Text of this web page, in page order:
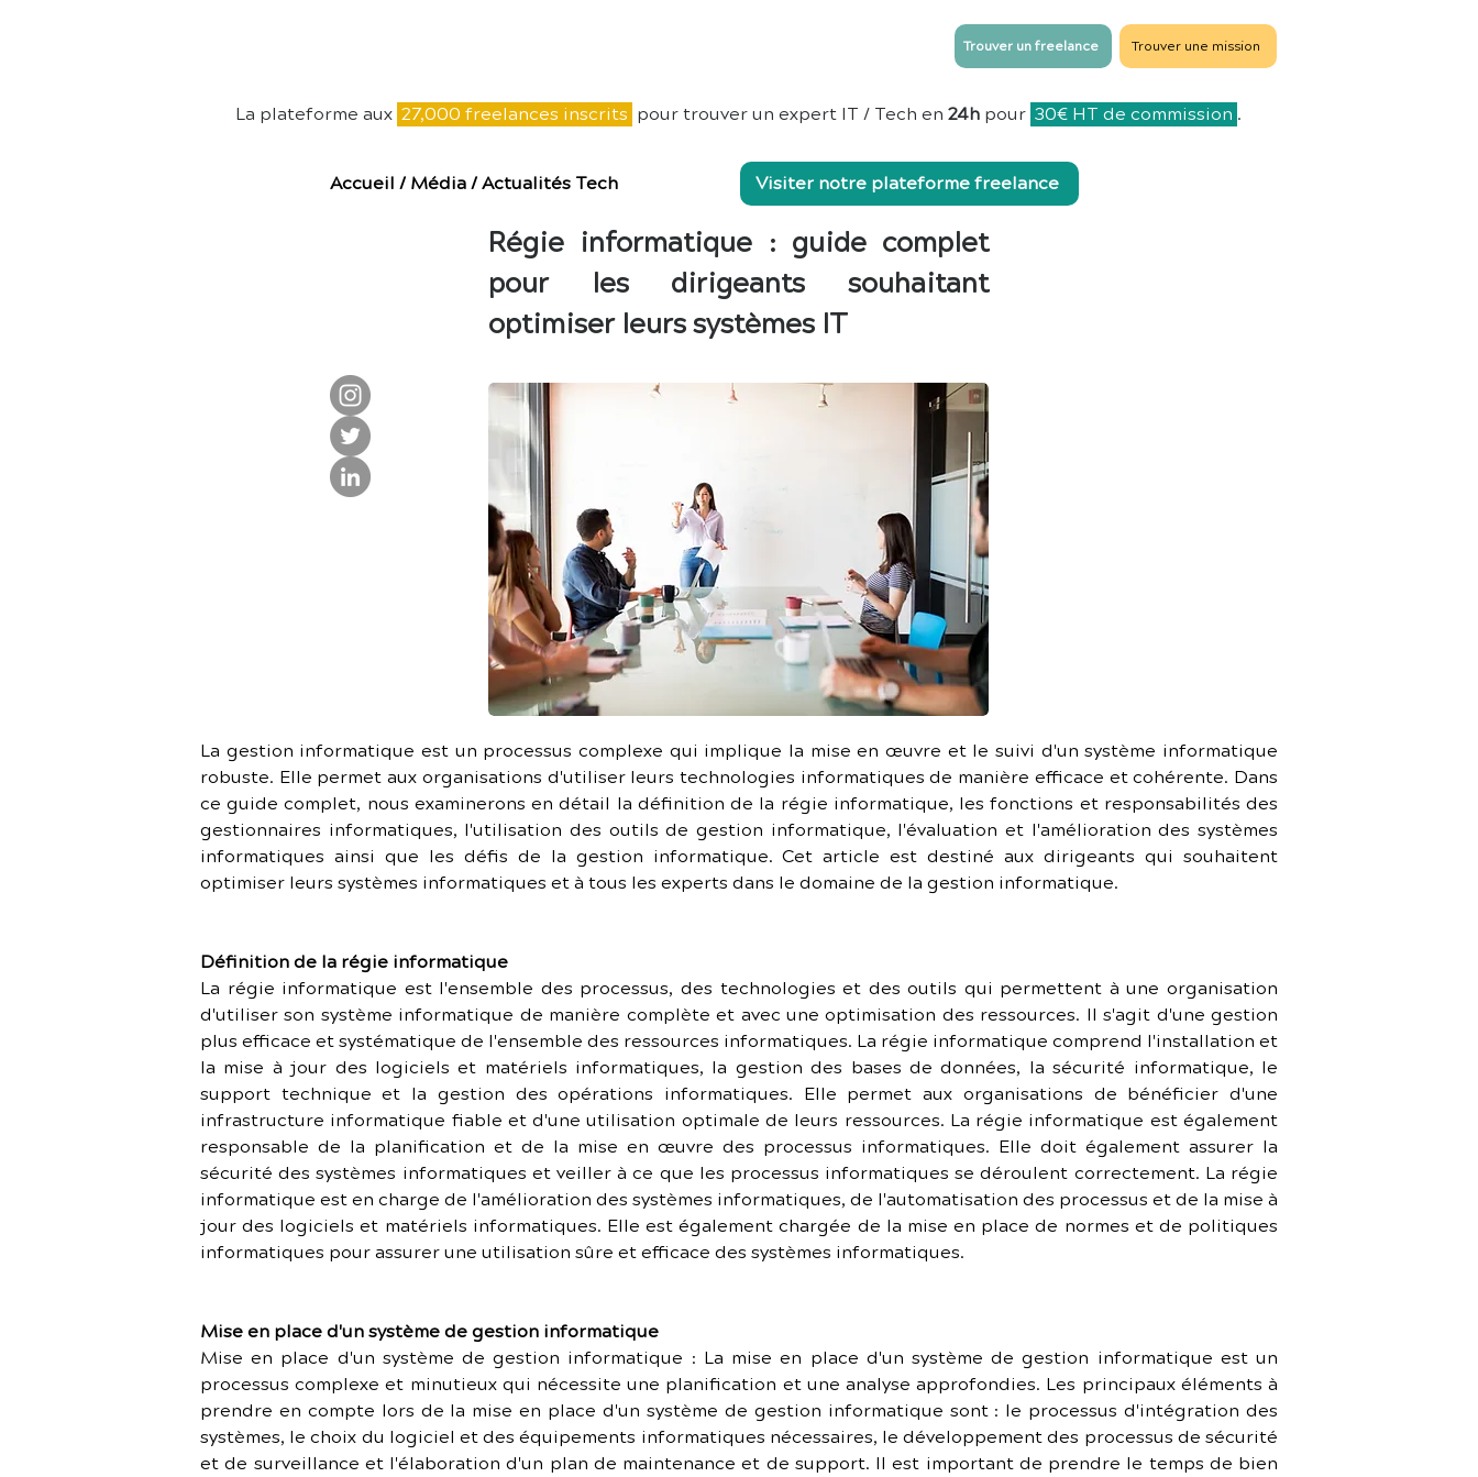
Trouver un freelance Trouver une mission
La plateforme aux 27,000 freelances inscrits pour trouver un expert IT / Tech en 24hpour 30€ HT de commission .
Accueil / Média/Actualités Tech Visiter notre plateforme freelance
Régie informatique : guide complet
pour les dirigeants souhaitant
optimiser leurs systèmes IT
La gestion informatique est un processus complexe qui implique la mise en œuvre et le suivi d'un système informatique
robuste. Elle permet aux organisations d'utiliser leurs technologies informatiques de manière efficace et cohérente. Dans
ce guide complet, nous examinerons en détail la définition de la régie informatique, les fonctions et responsabilités des
gestionnaires informatiques, l'utilisation des outils de gestion informatique, l'évaluation et l'amélioration des systèmes
informatiques ainsi que les défis de la gestion informatique. Cet article est destiné aux dirigeants qui souhaitent
optimiser leurs systèmes informatiques et à tous les experts dans le domaine de la gestion informatique.
Définition de la régie informatique
La régie informatique est l'ensemble des processus, des technologies et des outils qui permettent à une organisation
d'utiliser son système informatique de manière complète et avec une optimisation des ressources. Il s'agit d'une gestion
plus efficace et systématique de l'ensemble des ressources informatiques. La régie informatique comprend l'installation et
la mise à jour des logiciels et matériels informatiques, la gestion des bases de données, la sécurité informatique, le
support technique et la gestion des opérations informatiques. Elle permet aux organisations de bénéficier d'une
infrastructure informatique fiable et d'une utilisation optimale de leurs ressources. La régie informatique est également
responsable de la planification et de la mise en œuvre des processus informatiques. Elle doit également assurer la
sécurité des systèmes informatiques et veiller à ce que les processus informatiques se déroulent correctement. La régie
informatique est en charge de l'amélioration des systèmes informatiques, de l'automatisation des processus et de la mise à
jour des logiciels et matériels informatiques. Elle est également chargée de la mise en place de normes et de politiques
informatiques pour assurer une utilisation sûre et efficace des systèmes informatiques.
Mise en place d'un système de gestion informatique
Mise en place d'un système de gestion informatique : La mise en place d'un système de gestion informatique est un
processus complexe et minutieux qui nécessite une planification et une analyse approfondies. Les principaux éléments à
prendre en compte lors de la mise en place d'un système de gestion informatique sont : le processus d'intégration des
systèmes, le choix du logiciel et des équipements informatiques nécessaires, le développement des processus de sécurité
et de surveillance et l'élaboration d'un plan de maintenance et de support. Il est important de prendre le temps de bien